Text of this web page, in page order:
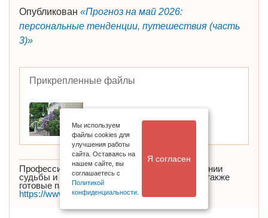
Опубликован «Прогноз на май 2026:
персональные тенденции, путешествия (часть
3)»
Прикрепленные файлы
Профессиональные консультации об улучшении
судьбы и Фэн-шуй дома, квартиры, офиса, а также
готовые пакеты активизации удачи
https://www.ok.ru/koroleva.tatiana.fengshui/
Мы используем
файлы cookies для
улучшения работы
сайта. Оставаясь на
нашем сайте, вы
соглашаетесь с
Политикой
конфиденциальности
Я согласен